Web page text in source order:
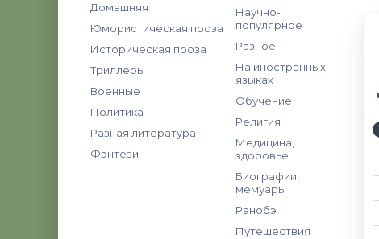
Домашняя
Юмористическая проза
Историческая проза
Триллеры
Военные
Политика
Разная литература
Фэнтези
Научно-
популярное
Разное
На иностранных
языках
Обучение
Религия
Медицина,
здоровье
Биографии,
мемуары
Ранобэ
Путешествия